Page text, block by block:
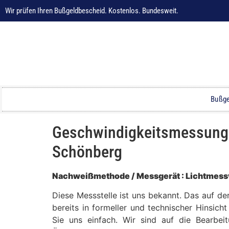
Wir prüfen Ihren Bußgeldbescheid. Kostenlos. Bundesweit.
Schönberg
Nachweißmethode / Messgerät :
Diese Messstelle ist uns bekannt. Das auf
bereits in formeller und technischer
Sie uns einfach. Wir sind auf die